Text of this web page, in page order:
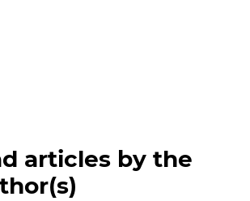
articles by the